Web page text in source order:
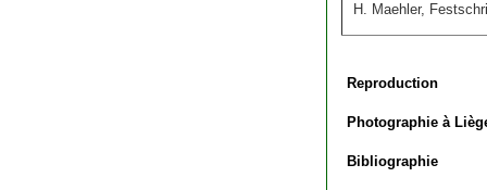
H. Maehler,
Reproduction
Photographie à
Bibliographie